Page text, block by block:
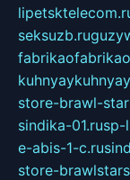
seksuzb.ru
store-brawl-
sindika-01.rusp-
e-abis-1-c.ru
store-